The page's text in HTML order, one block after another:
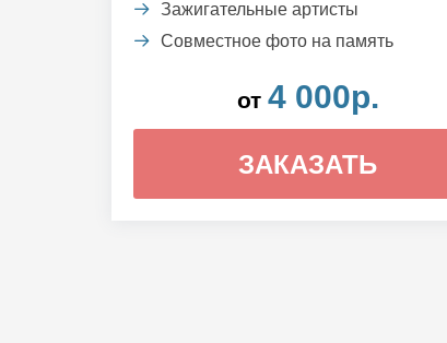
Зажигательные артисты
Совместное фото на память
от 4 000р.
ЗАКАЗАТЬ